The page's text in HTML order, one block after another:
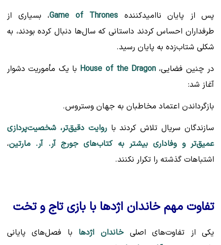
پس از پایان ناامیدکننده Game of Thrones، بسیاری از
طرفداران احساس کردند داستانی که سال‌ها دنبال کرده بودند، به
شکلی شتاب‌زده به پایان رسید.
در چنین فضایی، House of the Dragon با یک مأموریت دشوار
آغاز شد:
بازگرداندن اعتماد مخاطبان به جهان وستروس.
سازندگان سریال تلاش کردند باروایت دقیق‌تر، شخصیت‌پردازی
عمیق‌تر و وفاداری بیشتر به کتاب‌های جورج آر. آر. مارتین،
اشتباهات گذشته را تکرار نکنند.
تفاوت مهم خاندان اژدها با بازی تاج و تخت
یکی از تفاوت‌های اصلیخاندان اژدها با فصل‌های پایانی